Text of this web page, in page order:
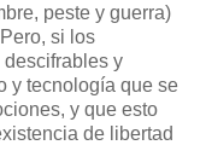
peste y guerra)
si los
y
y tecnología que se
y que esto
de libertad